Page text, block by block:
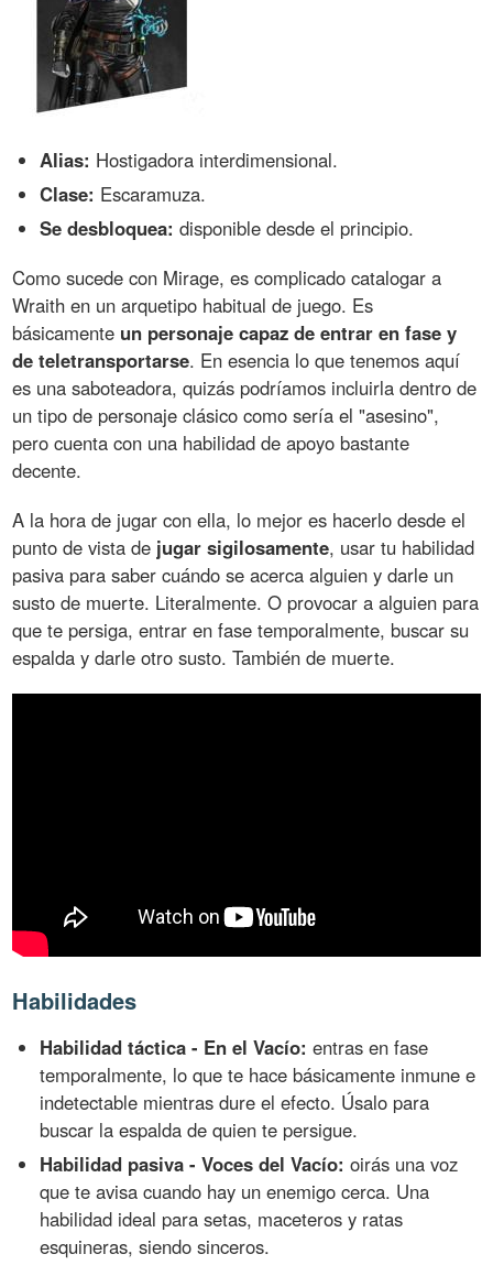
Alias: Hostigadora interdimensional.
Clase: Escaramuza.
Se desbloquea: disponible desde el principio.
Como sucede con Mirage, es complicado catalogar a
Wraith en un arquetipo habitual de juego. Es
básicamente un personaje capaz de entrar en fase y
de teletransportarse. En esencia lo que tenemos aquí
es una saboteadora, quizás podríamos incluirla dentro de
un tipo de personaje clásico como sería el "asesino",
pero cuenta con una habilidad de apoyo bastante
decente.
A la hora de jugar con ella, lo mejor es hacerlo desde el
punto de vista de jugar sigilosamente, usar tu habilidad
pasiva para saber cuándo se acerca alguien y darle un
susto de muerte. Literalmente. O provocar a alguien para
que te persiga, entrar en fase temporalmente, buscar su
espalda y darle otro susto. También de muerte.
Habilidades
Habilidad táctica - En el Vacío: entras en fase
temporalmente, lo que te hace básicamente inmune e
indetectable mientras dure el efecto. Úsalo para
buscar la espalda de quien te persigue.
Habilidad pasiva - Voces del Vacío: oirás una voz
que te avisa cuando hay un enemigo cerca. Una
habilidad ideal para setas, maceteros y ratas
esquineras, siendo sinceros.